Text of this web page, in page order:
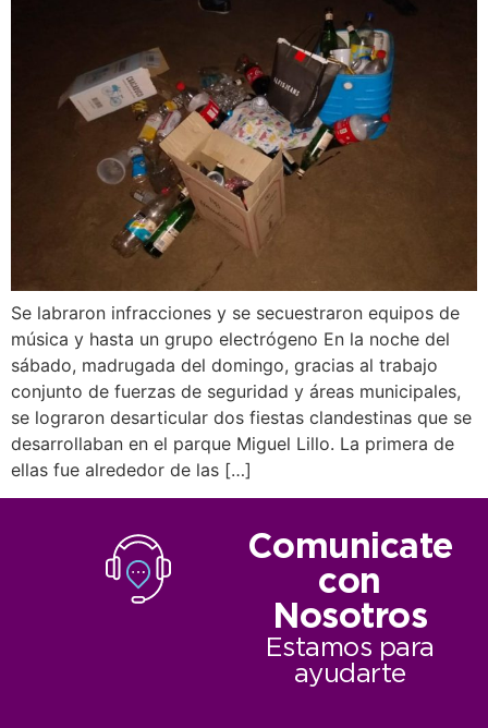
Se labraron infracciones y se secuestraron equipos de
música y hasta un grupo electrógeno En la noche del
sábado, madrugada del domingo, gracias al trabajo
conjunto de fuerzas de seguridad y áreas municipales,
se lograron desarticular dos fiestas clandestinas que se
desarrollaban en el parque Miguel Lillo. La primera de
ellas fue alrededor de las […]
Comunicate
con
Nosotros
Estamos para
ayudarte